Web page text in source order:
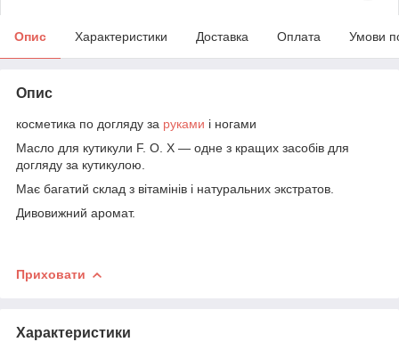
Опис Характеристики Доставка Оплата Умови
Опис
косметика по догляду за руками і ногами
Масло для кутикули F. O. X ― одне з кращих засобів для
догляду за кутикулою.
Має багатий склад з вітамінів і натуральних экстратов.
Дивовижний аромат.
Приховати
Характеристики